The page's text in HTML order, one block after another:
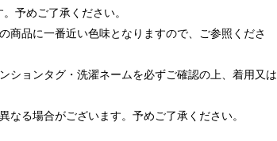
予めご了承ください。
商品に一番近い色味となりますので、ご参照くださ
ションタグ・洗濯ネームを必ずご確認の上、着用又は
なる場合がございます。予めご了承ください。